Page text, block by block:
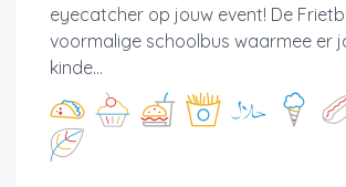
eyecatcher op jouw event! De
voormalige schoolbus waarmee er
kinde...